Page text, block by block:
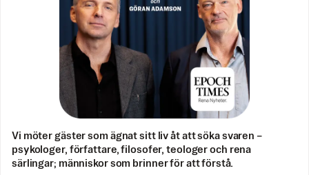
Vi möter gäster som ägnat sitt liv åt att söka svaren –
psykologer, författare, filosofer, teologer och rena
särlingar; människor som brinner för att förstå.